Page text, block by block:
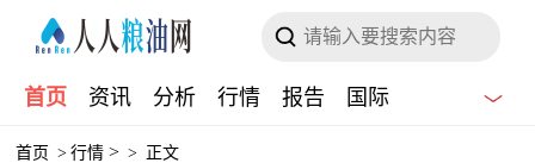
首页 资讯 分析 行情 报告 国际
首页 > 行情 > > 正文